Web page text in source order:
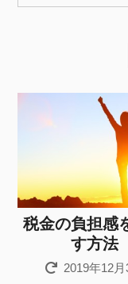
税金の負担感
す方法
2019年12月